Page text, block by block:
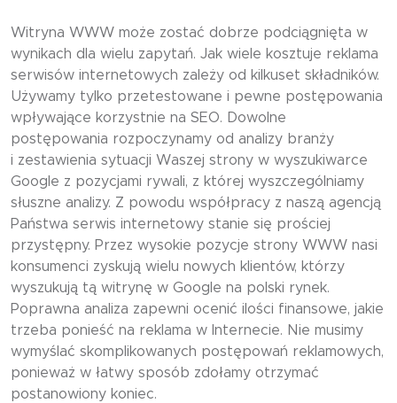
Witryna WWW może zostać dobrze podciągnięta w
wynikach dla wielu zapytań. Jak wiele kosztuje reklama
serwisów internetowych zależy od kilkuset składników.
Używamy tylko przetestowane i pewne postępowania
wpływające korzystnie na SEO. Dowolne
postępowania rozpoczynamy od analizy branży
i zestawienia sytuacji Waszej strony w wyszukiwarce
Google z pozycjami rywali, z której wyszczególniamy
słuszne analizy. Z powodu współpracy z naszą agencją
Państwa serwis internetowy stanie się prościej
przystępny. Przez wysokie pozycje strony WWW nasi
konsumenci zyskują wielu nowych klientów, którzy
wyszukują tą witrynę w Google na polski rynek.
Poprawna analiza zapewni ocenić ilości finansowe, jakie
trzeba ponieść na reklama w Internecie. Nie musimy
wymyślać skomplikowanych postępowań reklamowych,
ponieważ w łatwy sposób zdołamy otrzymać
postanowiony koniec.